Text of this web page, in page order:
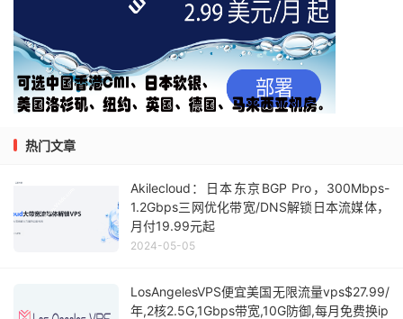
热门文章
Akilecloud：日本东京BGP Pro，300Mbps-
1.2Gbps三网优化带宽/DNS解锁日本流媒体，
月付19.99元起
2024-05-05
LosAngelesVPS便宜美国无限流量vps$27.99/
年,2核2.5G,1Gbps带宽,10G防御,每月免费换ip